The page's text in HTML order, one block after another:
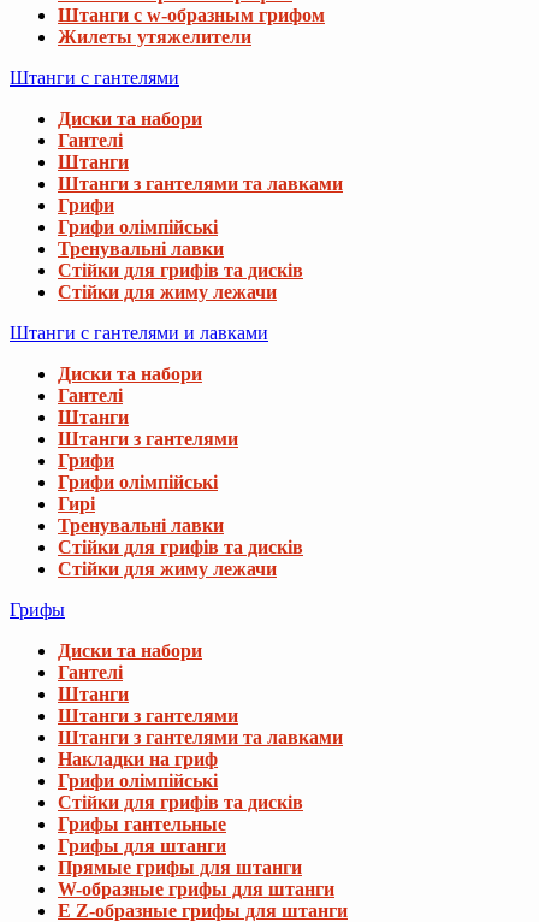
Штанги с w-образным грифом
Жилеты утяжелители
Штанги с гантелями
Диски та набори
Гантелі
Штанги
Штанги з гантелями та лавками
Грифи
Грифи олімпійські
Тренувальні лавки
Стійки для грифів та дисків
Стійки для жиму лежачи
Штанги с гантелями и лавками
Диски та набори
Гантелі
Штанги
Штанги з гантелями
Грифи
Грифи олімпійські
Гирі
Тренувальні лавки
Стійки для грифів та дисків
Стійки для жиму лежачи
Грифы
Диски та набори
Гантелі
Штанги
Штанги з гантелями
Штанги з гантелями та лавками
Накладки на гриф
Грифи олімпійські
Стійки для грифів та дисків
Грифы гантельные
Грифы для штанги
Прямые грифы для штанги
W-образные грифы для штанги
E Z-образные грифы для штанги